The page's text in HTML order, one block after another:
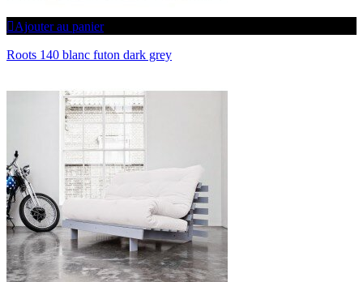
Ajouter au panier
Roots 140 blanc futon dark grey